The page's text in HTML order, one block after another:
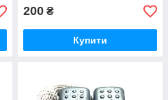
200 ₴
Купити